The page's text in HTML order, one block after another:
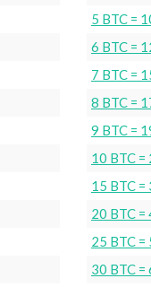
5 BTC =
6 BTC =
7 BTC =
8 BTC =
9 BTC =
10 BTC
15 BTC
20 BTC
25 BTC
30 BTC